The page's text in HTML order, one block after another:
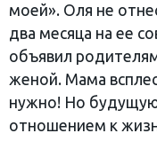
моей». Оля не
два месяца на ее
объявил
женой. Мама
нужно! Но
отношением к